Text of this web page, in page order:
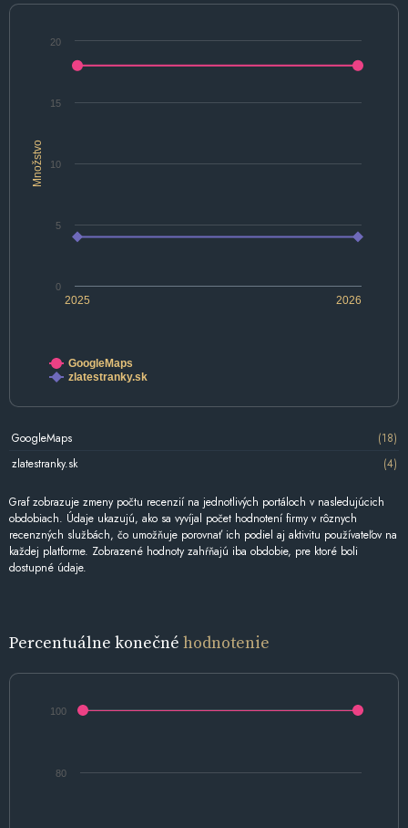
Množstvo
2025 2026
10
20
0
5
15
GoogleMaps
zlatestranky.sk
GoogleMaps
(18)
zlatestranky.sk
(4)
Graf zobrazuje zmeny počtu recenzií na jednotlivých portáloch v nasledujúcich
obdobiach. Údaje ukazujú, ako sa vyvíjal počet hodnotení firmy v rôznych
recenzných službách, čo umožňuje porovnať ich podiel aj aktivitu používateľov na
každej platforme. Zobrazené hodnoty zahŕňajú iba obdobie, pre ktoré boli
dostupné údaje.
Percentuálne konečné hodnotenie
80
100